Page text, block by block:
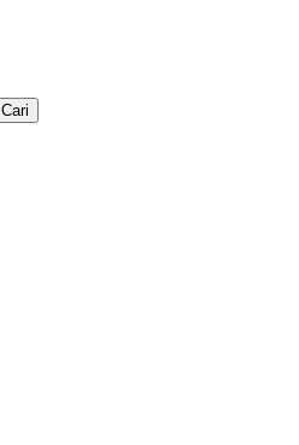
Cari